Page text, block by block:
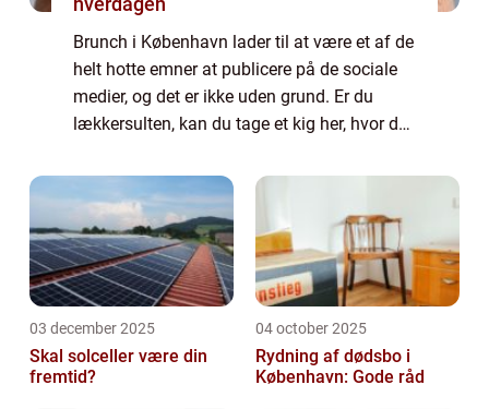
Brunch i København lader til at være et af de
helt hotte emner at publicere på de sociale
medier, og det er ikke uden grund. Er du
lækkersulten, kan du tage et kig her, hvor du
hovedstaden:
https://brunchkøbenhavn.dk/....
03 december 2025
Skal solceller være din
fremtid?
04 october 2025
Rydning af dødsbo i
København: Gode råd